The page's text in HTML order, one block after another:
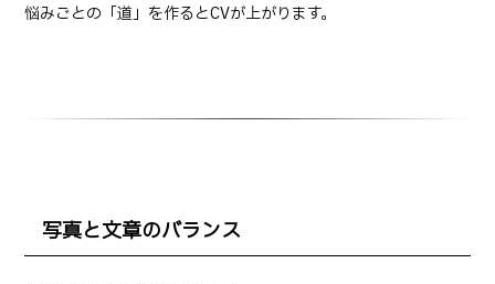
悩みごとの「道」を作るとCVが上がります。
写真と文章のバランス